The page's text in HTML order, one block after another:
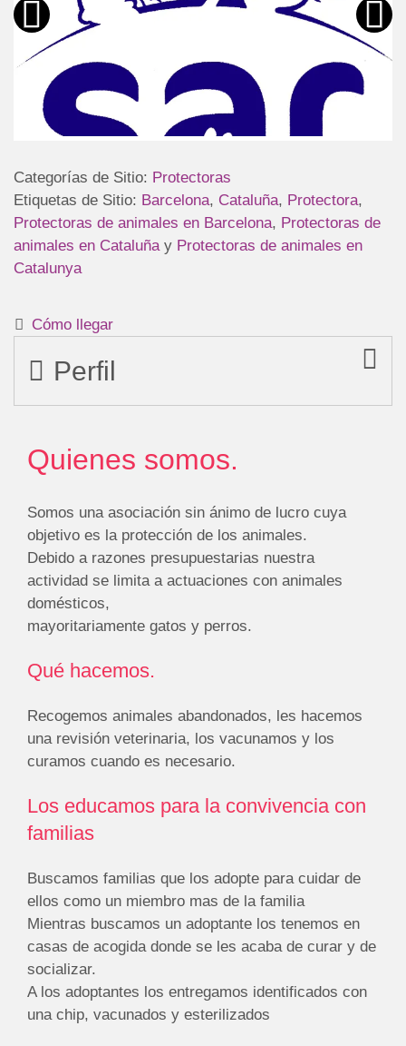
Categorías de Sitio: Protectoras
Etiquetas de Sitio: Barcelona, Cataluña, Protectora,
Protectoras de animales en Barcelona, Protectoras de
animales en Cataluña y Protectoras de animales en
Catalunya
Cómo llegar
Perfil
Quienes somos.
Somos una asociación sin ánimo de lucro cuya
objetivo es la protección de los animales.
Debido a razones presupuestarias nuestra
actividad se limita a actuaciones con animales
domésticos,
mayoritariamente gatos y perros.
Qué hacemos.
Recogemos animales abandonados, les hacemos
una revisión veterinaria, los vacunamos y los
curamos cuando es necesario.
Los educamos para la convivencia con
familias
Buscamos familias que los adopte para cuidar de
ellos como un miembro mas de la familia
Mientras buscamos un adoptante los tenemos en
casas de acogida donde se les acaba de curar y de
socializar.
A los adoptantes los entregamos identificados con
una chip, vacunados y esterilizados